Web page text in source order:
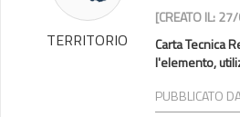
TERRITORIO
[CREATO IL:
Carta Tecnica
l'elemento,
PUBBLICATO